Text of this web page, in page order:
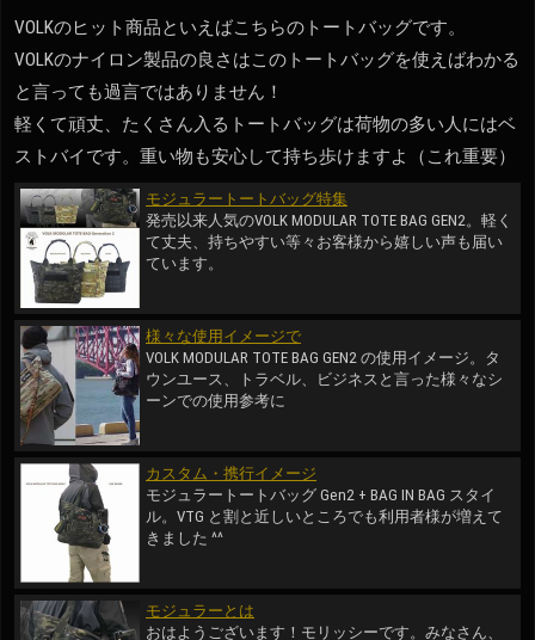
VOLKのヒット商品といえばこちらのトートバッグです。
VOLKのナイロン製品の良さはこのトートバッグを使えばわかる
と言っても過言ではありません！
軽くて頑丈、たくさん入るトートバッグは荷物の多い人にはベ
ストバイです。重い物も安心して持ち歩けますよ（これ重要）
モジュラートートバッグ特集
発売以来人気のVOLK MODULAR TOTE BAG GEN2。軽く
て丈夫、持ちやすい等々お客様から嬉しい声も届い
ています。
様々な使用イメージで
VOLK MODULAR TOTE BAG GEN2 の使用イメージ。タ
ウンユース、トラベル、ビジネスと言った様々なシ
ーンでの使用参考に
カスタム・携行イメージ
モジュラートートバッグ Gen2 + BAG IN BAG スタイ
ル。VTG と割と近しいところでも利用者様が増えて
きました ^^
モジュラーとは
おはようございます！モリッシーです。みなさん、